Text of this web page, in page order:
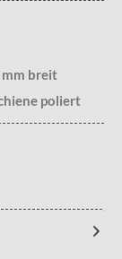
mm breit
poliert